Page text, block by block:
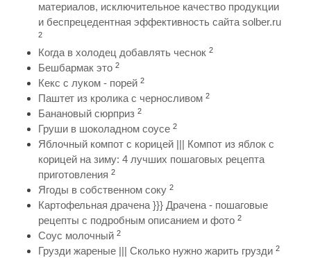
материалов, исключительное качество продукции
и беспрецедентная эффективность сайта solber.ru
2
Когда в холодец добавлять чеснок 2
Бешбармак это 2
Кекс с луком - порей 2
Паштет из кролика с черносливом 2
Банановый сюрприз 2
Груши в шоколадном соусе 2
Яблочный компот с корицей ||| Компот из яблок с
корицей на зиму: 4 лучших пошаговых рецепта
приготовления 2
Ягоды в собственном соку 2
Картофельная драчена }}} Драчена - пошаговые
рецепты с подробным описанием и фото 2
Соус молочный 2
Грузди жареные ||| Сколько нужно жарить грузди 2